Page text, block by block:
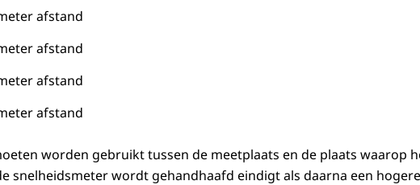
afstand
afstand
afstand
afstand
worden gebruikt tussen de meetplaats en de plaats waarop
snelheidsmeter wordt gehandhaafd eindigt als daarna een hogere